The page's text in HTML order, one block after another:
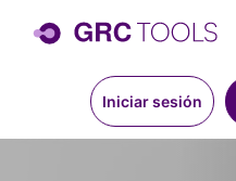
Iniciar sesión